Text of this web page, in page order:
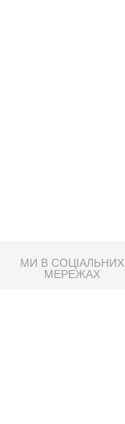
МИ В СОЦІАЛЬНИХ
МЕРЕЖАХ